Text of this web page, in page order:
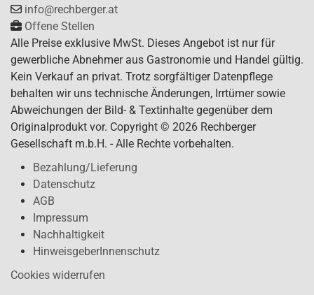
info@rechberger.at
Offene Stellen
Alle Preise exklusive MwSt. Dieses Angebot ist nur für
gewerbliche Abnehmer aus Gastronomie und Handel gültig.
Kein Verkauf an privat. Trotz sorgfältiger Datenpflege
behalten wir uns technische Änderungen, Irrtümer sowie
Abweichungen der Bild- & Textinhalte gegenüber dem
Originalprodukt vor. Copyright © 2026 Rechberger
Gesellschaft m.b.H. - Alle Rechte vorbehalten.
Bezahlung/Lieferung
Datenschutz
AGB
Impressum
Nachhaltigkeit
HinweisgeberInnenschutz
Cookies widerrufen